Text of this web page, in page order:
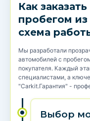
Как
пробегом из
схема
Мы разработали
автомобилей с
покупателя. Каждый
специалистами, а
"Carkit.Гарантия" -
Выбор